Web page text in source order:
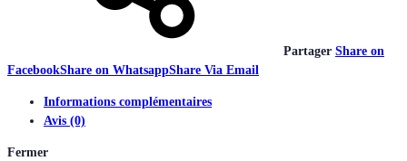
Partager Share on
FacebookShare on WhatsappShare Via Email
Informations complémentaires
Avis (0)
Fermer